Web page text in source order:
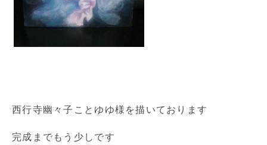
西行寺幽々子ことゆゆ様を描いております
完成までもう少しです